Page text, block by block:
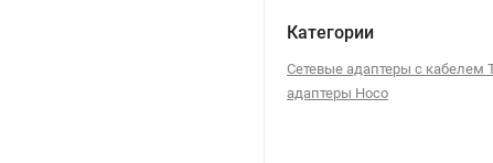
Категории
Сетевые адаптеры с кабелем
адаптеры Hoco